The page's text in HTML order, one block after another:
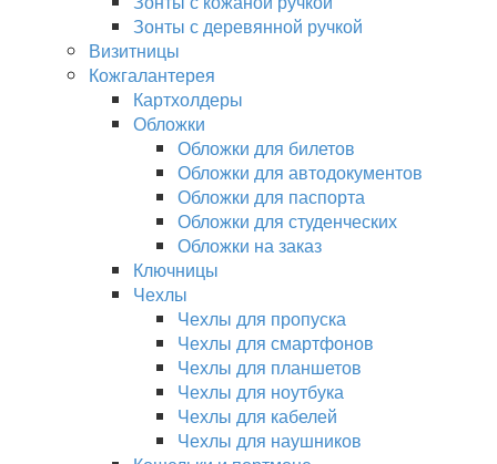
Зонты с деревянной ручкой
Визитницы
Кожгалантерея
Картхолдеры
Обложки
Обложки для билетов
Обложки для автодокументов
Обложки для паспорта
Обложки для студенческих
Обложки на заказ
Ключницы
Чехлы
Чехлы для пропуска
Чехлы для смартфонов
Чехлы для планшетов
Чехлы для ноутбука
Чехлы для кабелей
Чехлы для наушников